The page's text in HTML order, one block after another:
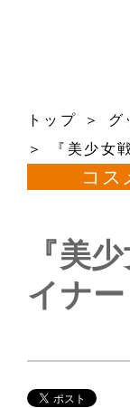
トップ グ
『美少女
コス
『美
イナ